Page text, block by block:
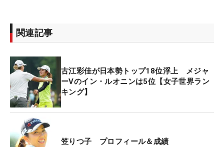
関連記事
古江彩佳が日本勢トップ18位浮上 メジャ
ーVのイン・ルオニンは5位【女子世界ラン
キング】
笠りつ子 プロフィール＆成績